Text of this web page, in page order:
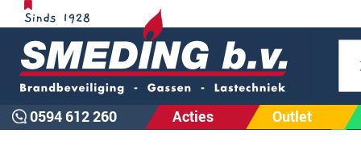
0594 612 260 Acties Outlet